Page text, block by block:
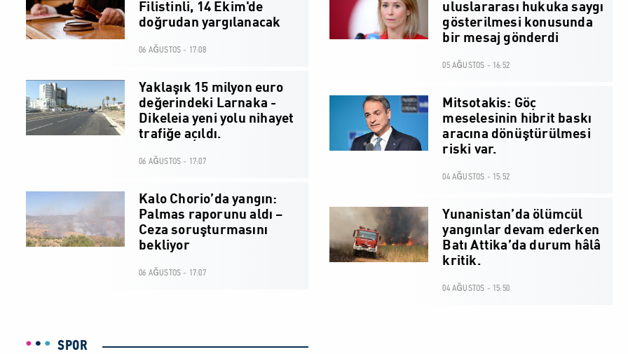
Filistinli, 14 Ekim'de
doğrudan yargılanacak
06 AĞUSTOS - 17:08
Yaklaşık 15 milyon euro
değerindeki Larnaka -
Dikeleia yeni yolu nihayet
trafiğe açıldı.
06 AĞUSTOS - 17:07
Kalo Chorio’da yangın:
Palmas raporunu aldı –
Ceza soruşturmasını
bekliyor
06 AĞUSTOS - 17:07
uluslararası hukuka saygı
gösterilmesi konusunda
bir mesaj gönderdi
05 AĞUSTOS - 16:52
Mitsotakis: Göç
meselesinin hibrit baskı
aracına dönüştürülmesi
riski var.
04 AĞUSTOS - 15:52
Yunanistan’da ölümcül
yangınlar devam ederken
Batı Attika’da durum hâlâ
kritik.
04 AĞUSTOS - 15:50
SPOR